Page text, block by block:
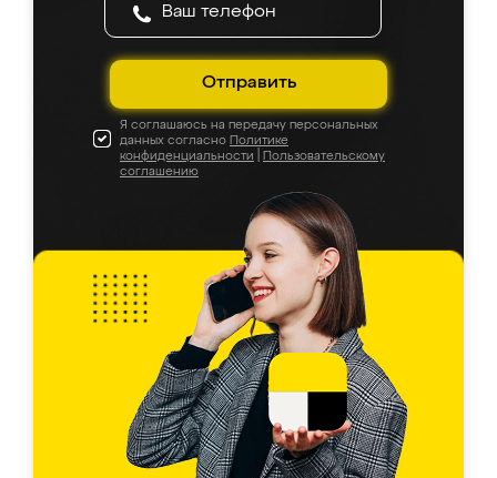
Отправить
Я соглашаюсь на передачу персональных
данных согласно Политике
конфиденциальности
Пользовательскому
соглашению